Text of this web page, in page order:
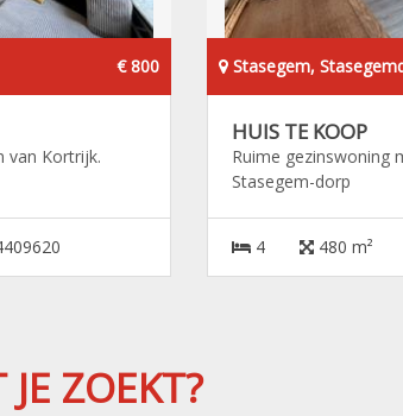
€ 800
van Kortrijk.
Stasegem,
HUIS TE KOOP
Ruime gezinswoning
Stasegem-dorp
4 480 m²
ZOEKT?